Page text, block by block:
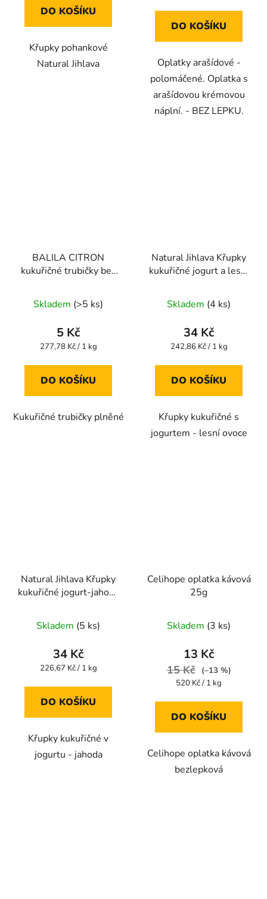
z
DO KOŠÍKU
Křupky pohankové
Natural Jihlava
5
DO KOŠÍKU
Oplatky arašídové -
polomáčené. Oplatka s
arašídovou krémovou
náplní. - BEZ LEPKU.
BALILA CITRON
kukuřičné trubičky bez
hodnocení
produktu
je
z
Skladem (>5 ks)
5 Kč
Měrná
277,78 Kč / 1 kg
DO KOŠÍKU
Kukuřičné trubičky plněné
Natural Jihlava Křupky
kukuřičné jogurt a lesní
hodnocení
produktu
je
z
Skladem (4 ks)
34 Kč
Měrná
242,86 Kč / 1 kg
DO KOŠÍKU
Křupky kukuřičné s
jogurtem - lesní ovoce
Natural Jihlava Křupky
kukuřičné jogurt-jahoda
hodnocení
produktu
je
z
Skladem (5 ks)
34 Kč
Měrná
226,67 Kč / 1 kg
DO KOŠÍKU
Křupky kukuřičné v
jogurtu - jahoda
Celihope oplatka kávová
25g
hodnocení
produktu
je
5,0
5
Skladem (3 ks)
13 Kč
15 Kč
(–13 %)
Měrná
520 Kč / 1 kg
DO KOŠÍKU
Celihope oplatka kávová
bezlepková